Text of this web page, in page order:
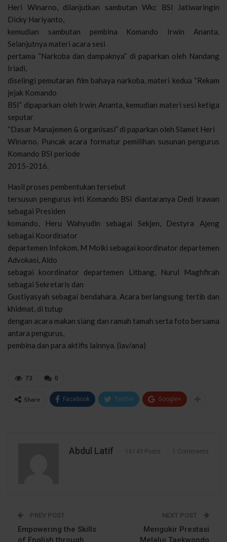
Heri Winarno, dilanjutkan sambutan Wkc BSI Jatiwaringin
Dicky Hariyanto,
kemudian sambutan pembina Komando Irwin Ananta.
Selanjutnya materi acara sesi
pertama “Narkoba dan dampaknya” di paparkan oleh Nandang
Iriadi,
diselingi pemutaran film bahaya narkoba, materi kedua “Rekam
jejak Komando
BSI” dipaparkan oleh Irwin Ananta, kemudian materi sesi ketiga
seputar
“Dasar Manajemen & organisasi” di paparkan oleh Slamet Heri
Winarno. Puncak acara formatur pemilihan susunan pengurus
Komando BSI periode
2015-2016.
Hasil proses pembentukan tersebut
tersusun pengurus inti Komando BSI diantaranya Dedi Irawan
sebagai Presiden
komando, Heru Wahyudin sebagai Sekjen, Destyra Ajeng
sebagai Koordinator
departemen Infokom, M Molki sebagai koordinator departemen
Advokasi, Aldo
sebagai koordinator departemen Litbang, Nurul Maghfirah
sebagai Sekretaris dan
Gustiyasyah sebagai bendahara. Acara berlangsung tertib dan
khidmat, di tutup
dengan acara makan siang dan ramah tamah serta foto bersama
antara pengurus,
pembina dan para aktifis lainnya. (iav/ana)
0
73
Share Facebook Twitter Google+
Abdul Latif 16143 Posts 1 Comments
PREV POST
Empowering the Skills
of English through
NEXT POST
Mengukir Prestasi
Melalui Taekwondo